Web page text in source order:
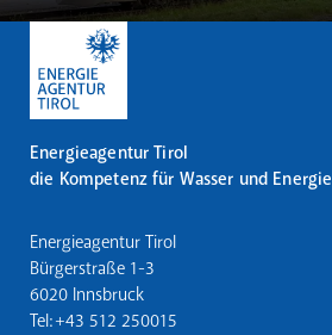
Energieagentur Tirol
die Kompetenz für Wasser und Energie
Energieagentur Tirol
Bürgerstraße 1-3
6020 Innsbruck
Tel: +43 512 250015